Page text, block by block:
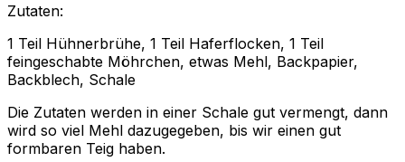
Zutaten:
1 Teil Hühnerbrühe, 1 Teil Haferflocken, 1 Teil
feingeschabte Möhrchen, etwas Mehl, Backpapier,
Backblech, Schale
Die Zutaten werden in einer Schale gut vermengt, dann
wird so viel Mehl dazugegeben, bis wir einen gut
formbaren Teig haben.